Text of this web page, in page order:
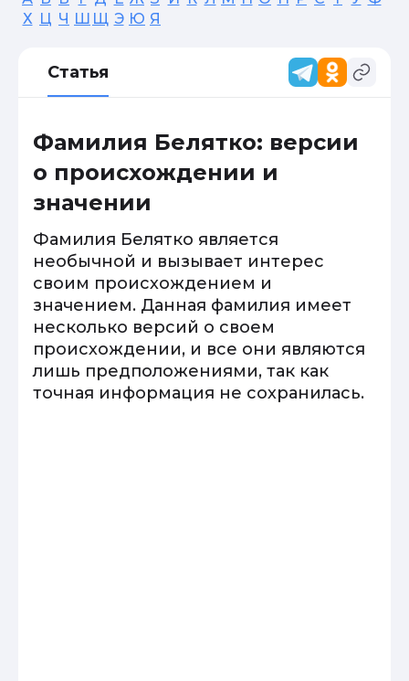
Х Ц Ч Ш Щ Э Ю Я
Статья
Фамилия Белятко: версии
о происхождении и
значении
Фамилия Белятко является
необычной и вызывает интерес
своим происхождением и
значением. Данная фамилия имеет
несколько версий о своем
происхождении, и все они являются
лишь предположениями, так как
точная информация не сохранилась.